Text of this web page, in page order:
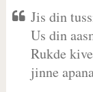
Jis din
Us din
Rukde
jinne